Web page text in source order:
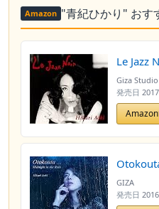
Amazon "青紀ひかり" おす
Le Jazz
Giza Studio
発売日
GIZA
発売日